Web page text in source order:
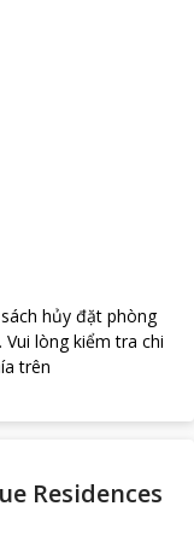
hủy đặt phòng
. Vui lòng kiểm tra chi
trên
Residences